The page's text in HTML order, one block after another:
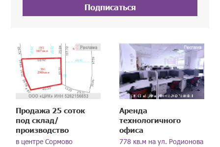
Подписаться
Продажа 25 соток
под склад/
производство
в центре Сормово
Аренда
технологичного
офиса
778 кв.м на ул. Родионова